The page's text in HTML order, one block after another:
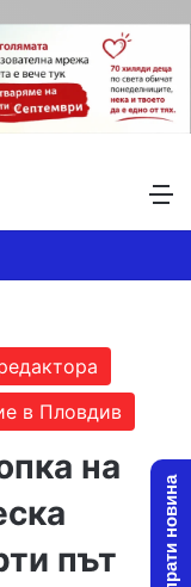
в Пловдив
на
път
Изпрати новина